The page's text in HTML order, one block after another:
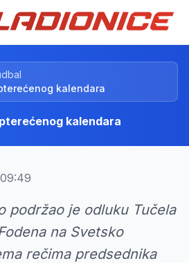
kalendara
kalendara
podržao je odluku Tučela
na Svetsko
rečima predsednika